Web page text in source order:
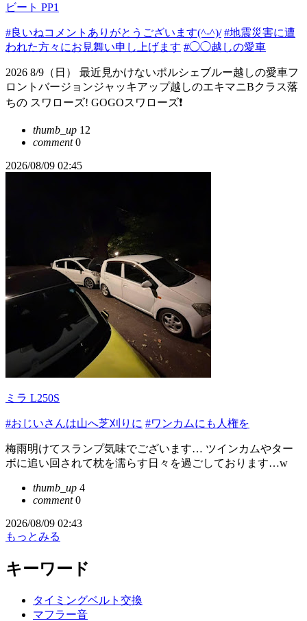
ビート PP1
#良いねコメントありがとうございます(^-^)/ #地震災害に遭
われた方々にお見舞い申し上げます #◯◯越しの愛車
2026 8/9（日） 最近見かけないポルシェブルー越しの愛車フ
ロントバージョンジャッキアップ越しのエキマニBクラス落
ちの スワローズ! GOGOスワローズ❗
thumb_up 12
comment0
2026/08/09 02:45
ミラ L250S
#おじいさんは山へ芝刈りに #ワンカムにも人権を
梅雨明けてスランプ気味でございます… ツインカムやター
ボに追い回されて枕を濡らす日々を過ごしております…w
thumb_up 4
comment0
2026/08/09 02:43
もっとみる
キーワード
タイミングベルト交換
マフラー音